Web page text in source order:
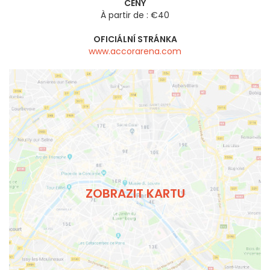
CENY
À partir de : €40
OFICIÁLNÍ STRÁNKA
www.accorarena.com
ZOBRAZIT KARTU